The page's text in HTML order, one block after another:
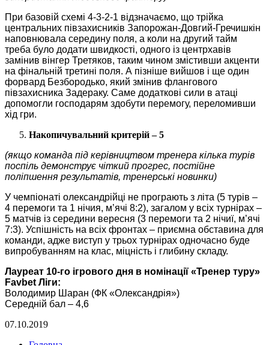
При базовій схемі 4-3-2-1 відзначаємо, що трійка
центральних півзахисників Запорожан-Довгий-Гречишкін
наповнювала середину поля, а коли на другий тайм
треба було додати швидкості, одного із центрхавів
замінив вінгер Третяков, таким чином змістивши акценти
на фінальній третині поля. А пізніше вийшов і ще один
форвард Безбородько, який змінив флангового
півзахисника Задераку. Саме додаткові сили в атаці
допомогли господарям здобути перемогу, переломивши
хід гри.
Накопичувальний критерій – 5
(якщо команда під керівництвом тренера кілька турів
поспіль демонструє чіткий прогрес, постійне
поліпшення результатів, тренерські новинки)
У чемпіонаті олександрійці не програють з літа (5 турів –
4 перемоги та 1 нічия, м’ячі 8:2), загалом у всіх турнірах –
5 матчів із середини вересня (3 перемоги та 2 нічиї, м’ячі
7:3). Успішність на всіх фронтах – приємна обставина для
команди, адже виступ у трьох турнірах одночасно буде
випробуванням на клас, міцність і глибину складу.
Лауреат 10-го ігрового дня в номінації «Тренер туру»
Favbet Ліги:
Володимир Шаран (ФК «Олександрія»)
Середній бал – 4,6
07.10.2019